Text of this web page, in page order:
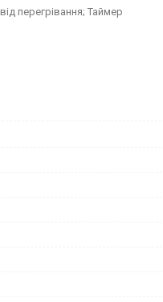
перегрівання; Таймер